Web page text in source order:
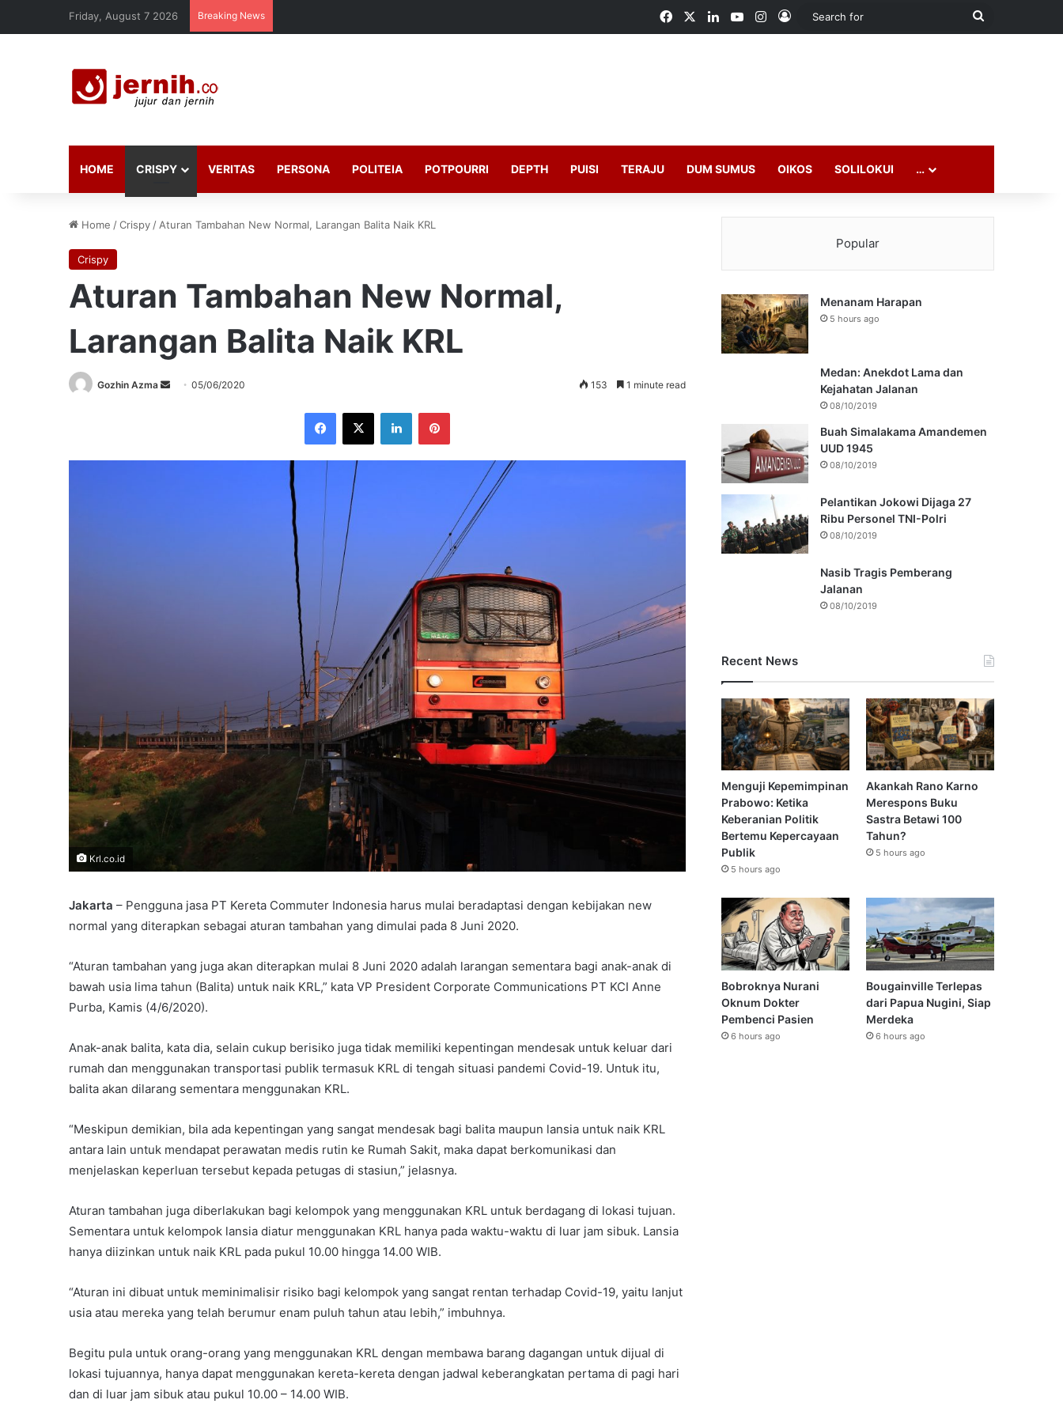
Friday, August 7 2026 Breaking News FacebookLinkedInYouTubeInstagram
Log In
Search
HOME CRISPY VERITAS PERSONA POLITEIA POTPOURRI DEPTH PUISI TERAJU DUM SUMUS OIKOS SOLILOKUI …
Home /Crispy / Aturan Tambahan New Normal, Larangan Balita Naik KRL
Crispy
Aturan Tambahan New Normal,
Larangan Balita Naik KRL
Gozhin Azma
Send05/06/2020 153 1 minute read
Facebook
X LinkedInPinterest
Krl.co.id
Jakarta – Pengguna jasa PT Kereta Commuter Indonesia harus mulai beradaptasi dengan kebijakan new
normal yang diterapkan sebagai aturan tambahan yang dimulai pada 8 Juni 2020.
“Aturan tambahan yang juga akan diterapkan mulai 8 Juni 2020 adalah larangan sementara bagi anak-anak di
bawah usia lima tahun (Balita) untuk naik KRL,” kata VP President Corporate Communications PT KCI Anne
Purba, Kamis (4/6/2020).
Anak-anak balita, kata dia, selain cukup berisiko juga tidak memiliki kepentingan mendesak untuk keluar dari
rumah dan menggunakan transportasi publik termasuk KRL di tengah situasi pandemi Covid-19. Untuk itu,
balita akan dilarang sementara menggunakan KRL.
“Meskipun demikian, bila ada kepentingan yang sangat mendesak bagi balita maupun lansia untuk naik KRL
antara lain untuk mendapat perawatan medis rutin ke Rumah Sakit, maka dapat berkomunikasi dan
menjelaskan keperluan tersebut kepada petugas di stasiun,” jelasnya.
Aturan tambahan juga diberlakukan bagi kelompok yang menggunakan KRL untuk berdagang di lokasi tujuan.
Sementara untuk kelompok lansia diatur menggunakan KRL hanya pada waktu-waktu di luar jam sibuk. Lansia
hanya diizinkan untuk naik KRL pada pukul 10.00 hingga 14.00 WIB.
“Aturan ini dibuat untuk meminimalisir risiko bagi kelompok yang sangat rentan terhadap Covid-19, yaitu lanjut
usia atau mereka yang telah berumur enam puluh tahun atau lebih,” imbuhnya.
Begitu pula untuk orang-orang yang menggunakan KRL dengan membawa barang dagangan untuk dijual di
lokasi tujuannya, hanya dapat menggunakan kereta-kereta dengan jadwal keberangkatan pertama di pagi hari
dan di luar jam sibuk atau pukul 10.00 – 14.00 WIB.
Popular
Menanam Harapan
5 hours ago
Medan: Anekdot Lama dan
Kejahatan Jalanan
08/10/2019
Buah Simalakama Amandemen
UUD 1945
08/10/2019
Pelantikan Jokowi Dijaga 27
Ribu Personel TNI-Polri
08/10/2019
Nasib Tragis Pemberang
Jalanan
08/10/2019
Recent News
Menguji Kepemimpinan
Prabowo: Ketika
Keberanian Politik
Bertemu Kepercayaan
Publik
5 hours ago
Akankah Rano Karno
Merespons Buku
Sastra Betawi 100
Tahun?
5 hours ago
Bobroknya Nurani
Oknum Dokter
Pembenci Pasien
6 hours ago
Bougainville Terlepas
dari Papua Nugini, Siap
Merdeka
6 hours ago